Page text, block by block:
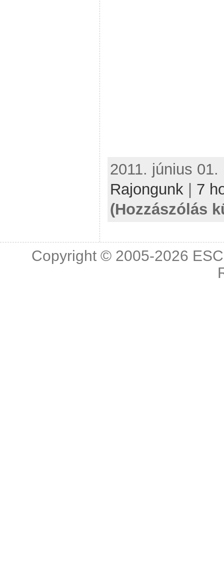
2011. június
Rajongunk
7
(Hozzászólás
Copyright © 2005-2026